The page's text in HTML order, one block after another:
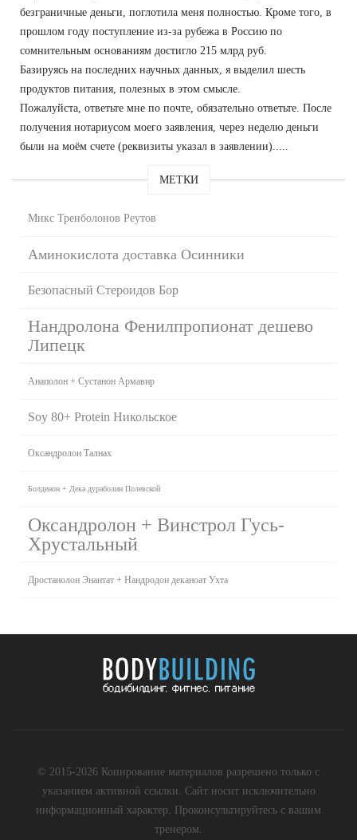
безграничные деньги, поглотила меня полностью. Кроме того, в
прошлом году поступление из-за рубежа в Россию по
сомнительным основаниям достигло 215 млрд руб.
Базируясь на последних научных данных, я выделил шесть
продуктов питания, полезных в этом смысле.
Пожалуйста, ответьте мне по почте, обязательно ответьте. После
получения нотариусом моего заявления, через неделю деньги
были на моём счете (реквизиты указал в заявлении).....
МЕТКИ
Микс Тренболонов Реутов
Аминокислота доставка Осинники
Безопасный Стероидов Бор
Нандролона Фенилпропионат дешево
Липецк
Анаполон + Сустанон Армавир
Soy 80+ Protein Никольское
Оксандролон Талнах
Болденон + Дека дураболин Полевской
Оксандролон + Винстрол Гусь-
Хрустальный
Дростанолон Энантат + Нандродон деканоат Ухта
© 2015-2026 Копирование материалов разрешено только с
указанием активной ссылки. Сайт носит исключительно
информационный характер. Проконсультируйтесь с вашим
тренером.